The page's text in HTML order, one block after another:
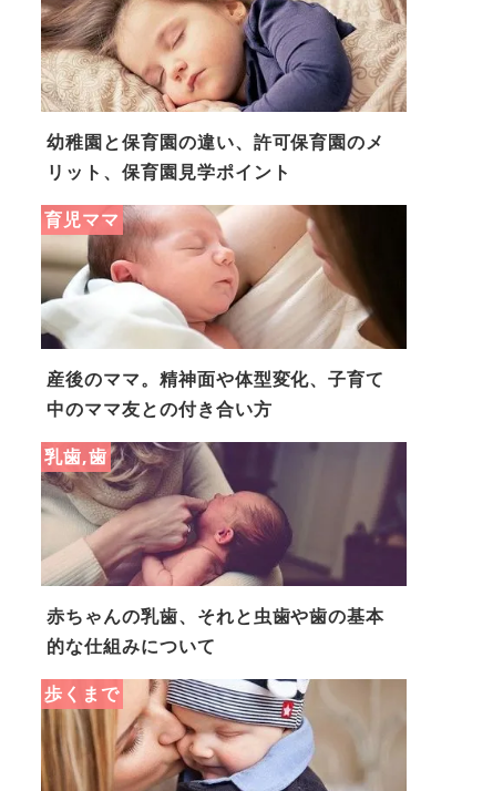
幼稚園と保育園の違い、許可保育園のメ
リット、保育園見学ポイント
育児ママ
産後のママ。精神面や体型変化、子育て
中のママ友との付き合い方
乳歯,歯
赤ちゃんの乳歯、それと虫歯や歯の基本
的な仕組みについて
歩くまで